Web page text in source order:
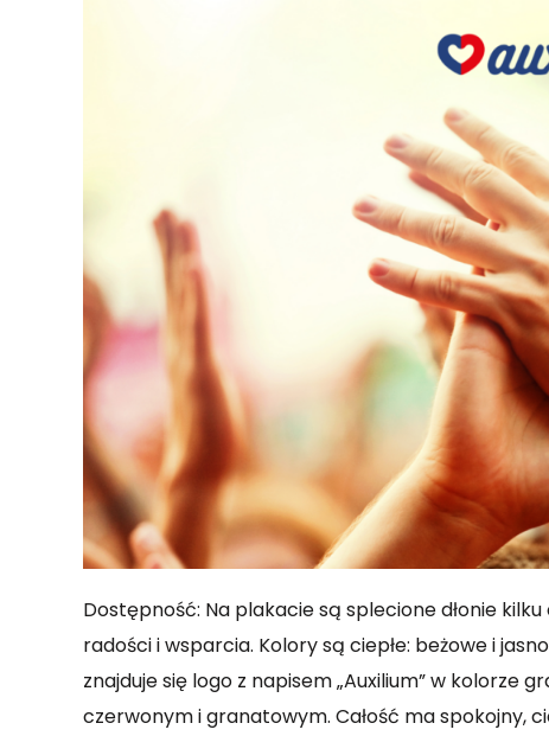
Dostępność: Na plakacie są splecione dłonie
radości i wsparcia. Kolory są ciepłe: beżowe i
znajduje się logo z napisem „Auxilium” w kolorze
czerwonym i granatowym. Całość ma spokojny,